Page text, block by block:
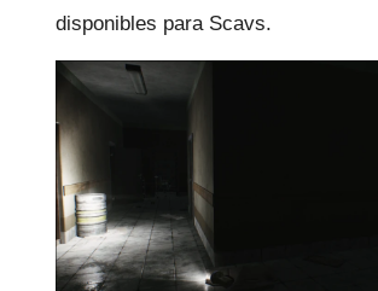
disponibles para Scavs.